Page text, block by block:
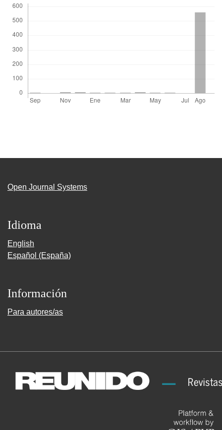
Open Journal Systems
Idioma
English
Español (España)
Información
Para autores/as